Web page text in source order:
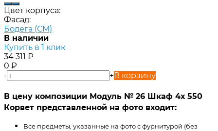
Цвет корпуса:
Фасад:
Бодега (СМ)
В наличии
Купить в 1 клик
34 311 ₽
0 ₽
-
+В корзину
В цену композиции Модуль № 26 Шкаф 4х 550
Корвет представленной на фото входит:
Все предметы, указанные на фото с фурнитурой (без